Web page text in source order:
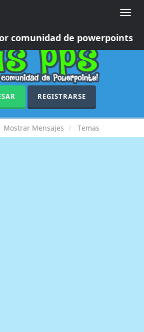
Toggle
comunidad de powerpoints
REGISTRARSE
Mostrar Mensajes Temas